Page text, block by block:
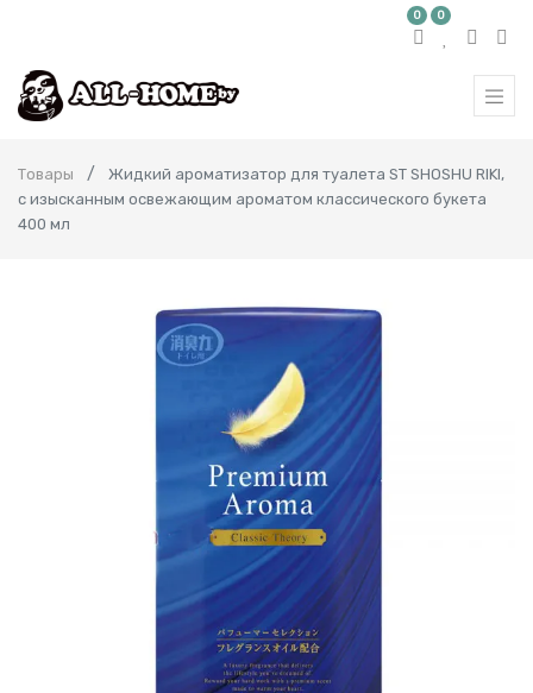
0 0
Товары
Жидкий ароматизатор для туалета ST SHOSHU RIKI,
с изысканным освежающим ароматом классического букета
400 мл